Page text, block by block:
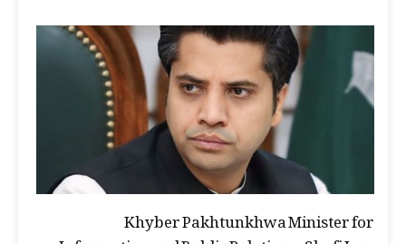
Khyber Pakhtunkhwa Minister for